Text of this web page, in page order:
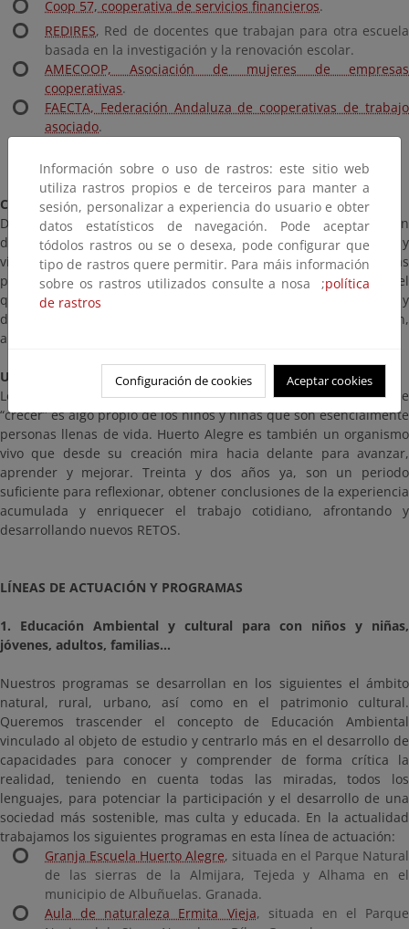
Coop 57, cooperativa de servicios financieros.
REDIRES, Red de docentes que trabajan para otra escuela
basada en la investigación y la renovación escolar.
AMECOOP, Asociación de mujeres de empresas
cooperativas.
FAECTA, Federación Andaluza de cooperativas de trabajo
asociado.
Compromiso socio ambiental con otra SOCIEDAD POSIBLE
Desde la educación ambiental nos acercamos a la comprensión
del entorno como algo complejo, incierto, sujeto a intereses y
visiones múltiples. A través de diferentes propuestas didácticas
pretendemos concienciar sobre la fragilidad del medio y del papel
que jugamos las personas para favorecer o no su equilibrio y
desarrollamos propuestas e ideas para contribuir desde la acción,
al desarrollo de una sociedad más sostenible, justa y equitativa.
Un proyecto educativo VIVO
Los educadores y las educadoras sabemos que la ilusión de
“crecer” es algo propio de los niños y niñas que son esencialmente
personas llenas de vida. Huerto Alegre es también un organismo
vivo que desde su creación mira hacia delante para avanzar,
aprender y mejorar. Treinta y dos años ya, son un periodo
suficiente para reflexionar, obtener conclusiones de la experiencia
acumulada y enriquecer el trabajo cotidiano, afrontando y
desarrollando nuevos RETOS.
LÍNEAS DE ACTUACIÓN Y PROGRAMAS
1. Educación Ambiental y cultural para con niños y niñas,
jóvenes, adultos, familias…
Nuestros programas se desarrollan en los siguientes el ámbito
natural, rural, urbano, así como en el patrimonio cultural.
Queremos trascender el concepto de Educación Ambiental
vinculado al objeto de estudio y centrarlo más en el desarrollo de
capacidades para conocer y comprender de forma crítica la
realidad, teniendo en cuenta todas las miradas, todos los
lenguajes, para potenciar la participación y el desarrollo de una
sociedad más sostenible, mas culta y educada. En la actualidad
trabajamos los siguientes programas en esta línea de actuación:
Granja Escuela Huerto Alegre, situada en el Parque Natural
de las sierras de la Almijara, Tejeda y Alhama en el
municipio de Albuñuelas. Granada.
Aula de naturaleza Ermita Vieja, situada en el Parque
Información sobre o uso de rastros: este sitio web
utiliza rastros propios e de terceiros para manter a
sesión, personalizar a experiencia do usuario e obter
datos estatísticos de navegación. Pode aceptar
tódolos rastros ou se o desexa, pode configurar que
tipo de rastros quere permitir. Para máis información
sobre os rastros utilizados consulte a nosa ;política
de rastros
Configuración de cookies Aceptar cookies